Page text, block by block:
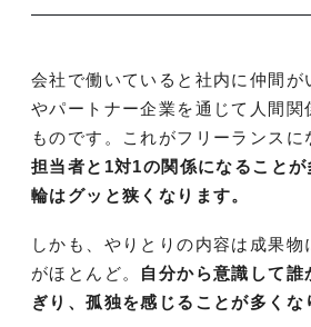
会社で働いていると社内に仲間が
やパートナー企業を通じて人間関
ものです。これがフリーランスに
担当者と1対1の関係になること
輪はグッと狭くなります。
しかも、やりとりの内容は成果物
がほとんど。 自分から意識して
ぎり、孤独を感じることが多くな